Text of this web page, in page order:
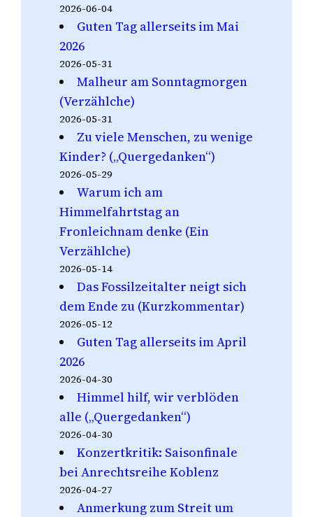
2026-06-04
Guten Tag allerseits im Mai
2026
2026-05-31
Malheur am Sonntagmorgen
(Verzählche)
2026-05-31
Zu viele Menschen, zu wenige
Kinder? („Quergedanken“)
2026-05-29
Warum ich am
Himmelfahrtstag an
Fronleichnam denke (Ein
Verzählche)
2026-05-14
Das Fossilzeitalter neigt sich
dem Ende zu (Kurzkommentar)
2026-05-12
Guten Tag allerseits im April
2026
2026-04-30
Himmel hilf, wir verblöden
alle („Quergedanken“)
2026-04-30
Konzertkritik: Saisonfinale
bei Anrechtsreihe Koblenz
2026-04-27
Anmerkung zum Streit um